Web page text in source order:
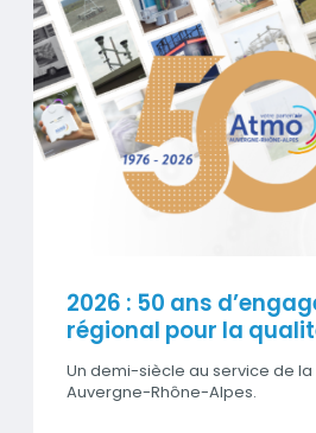
Visuel
2026 : 50 ans
régional pour la
Un demi-siècle au service de
Auvergne-Rhône-Alpes.